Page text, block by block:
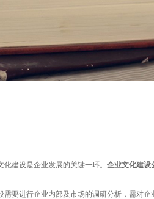
建设是企业发展的关键一环。 企业文化建设
进行企业内部及市场的调研分析，需对企